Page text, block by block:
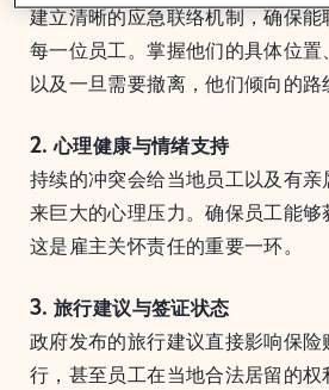
建立清晰的应急联络机制，确保
每一位员工。掌握他们的具体位置
以及一旦需要撤离，他们倾向的路
2. 心理健康与情绪支持
持续的冲突会给当地员工以及有
来巨大的心理压力。确保员工能够
这是雇主关怀责任的重要一环。
3. 旅行建议与签证状态
政府发布的旅行建议直接影响保
行，甚至员工在当地合法居留的